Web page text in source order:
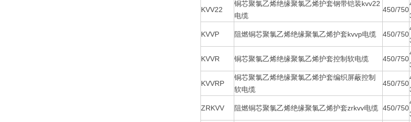
KVV22
铜芯聚氯乙烯绝缘聚氯乙烯护套钢带铠装kvv22
电缆
450/750
KVVP 阻燃铜芯聚氯乙烯绝缘聚氯乙烯护套kvvp电缆 450/750
KVVR 铜芯聚氯乙烯绝缘聚氯乙烯护套控制软电缆 450/750
KVVRP
铜芯聚氯乙烯绝缘聚氯乙烯护套编织屏蔽控制
软电缆
450/750
ZRKVV 阻燃铜芯聚氯乙烯绝缘聚氯乙烯护套zrkvv电缆 450/750